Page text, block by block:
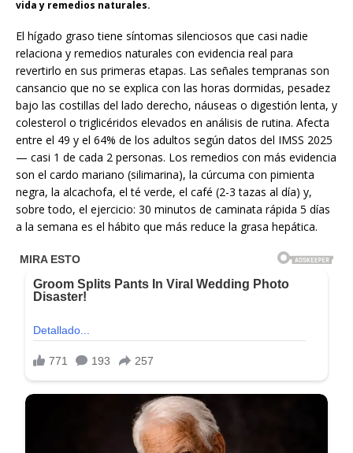
vida y remedios naturales.
El hígado graso tiene síntomas silenciosos que casi nadie
relaciona y remedios naturales con evidencia real para
revertirlo en sus primeras etapas. Las señales tempranas son
cansancio que no se explica con las horas dormidas, pesadez
bajo las costillas del lado derecho, náuseas o digestión lenta, y
colesterol o triglicéridos elevados en análisis de rutina. Afecta
entre el 49 y el 64% de los adultos según datos del IMSS 2025
— casi 1 de cada 2 personas. Los remedios con más evidencia
son el cardo mariano (silimarina), la cúrcuma con pimienta
negra, la alcachofa, el té verde, el café (2-3 tazas al día) y,
sobre todo, el ejercicio: 30 minutos de caminata rápida 5 días
a la semana es el hábito que más reduce la grasa hepática.